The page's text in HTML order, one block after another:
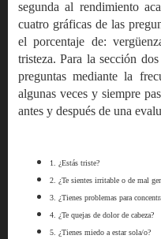
segunda al rendimiento
cuatro gráficas de las
el porcentaje de:
tristeza. Para la sección
preguntas mediante la
algunas veces y siempre
antes y después de una
1. ¿Estás triste?
2. ¿Te sientes irritable o de mal
3. ¿Tienes problemas para
4. ¿Te quejas de dolor de cabeza?
5. ¿Tienes miedo a estar sola/o?